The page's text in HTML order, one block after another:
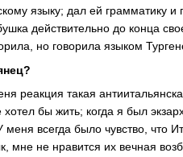
языку; дал ей грамматику
действительно до конца
но говорила языком
реакция такая
хотел бы жить; когда я был
всегда было чувство, что
мне не нравится их вечная